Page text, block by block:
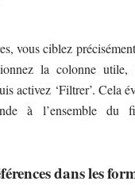
vous ciblez
la colonne utile,
activez ‘Filtrer’. Cela
à l’ensemble du
dans les